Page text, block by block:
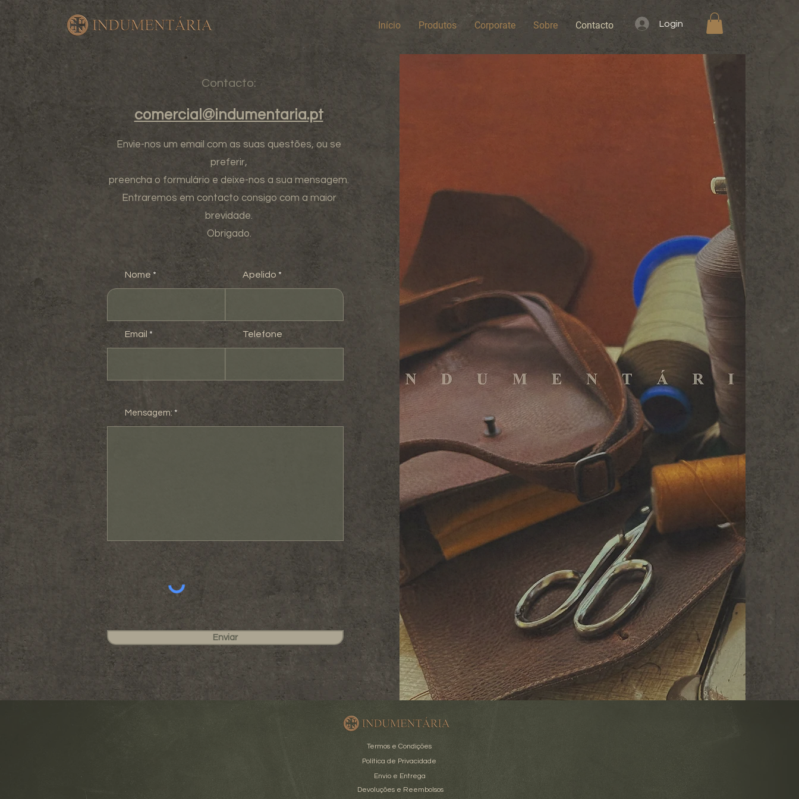
Início Produtos Corporate Sobre Contacto Login
Contacto:
comercial@indumentaria.pt
Envie-nos um email com as suas questões, ou se
preferir,
preencha o formulário e deixe-nos a sua mensagem.
Entraremos em contacto consigo com a maior
brevidade.
Obrigado.​
Nome Apelido
Email Telefone
Mensagem:
Enviar
Termos e Condições
Política de Privacidade
Envio e Entrega
Devoluções e Reembolsos